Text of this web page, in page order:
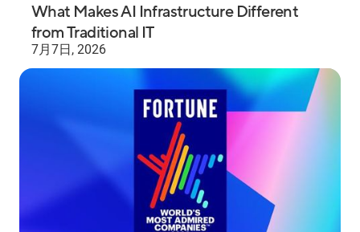
What Makes AI Infrastructure Different
from Traditional IT
7月7日, 2026